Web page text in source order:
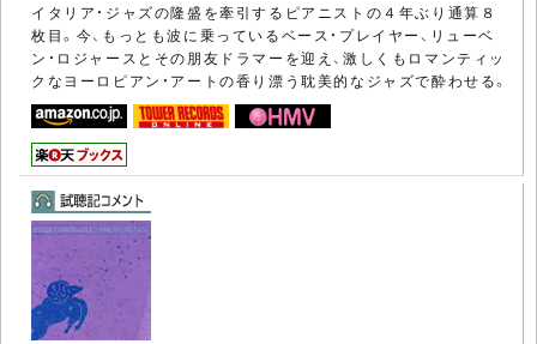
イタリア・ジャズの隆盛を牽引するピアニストの４年ぶり通算８
枚目。今、もっとも波に乗っているベース・プレイヤー、リューベ
ン・ロジャースとその朋友ドラマーを迎え、激しくもロマンティッ
クなヨーロピアン・アートの香り漂う耽美的なジャズで酔わせる。